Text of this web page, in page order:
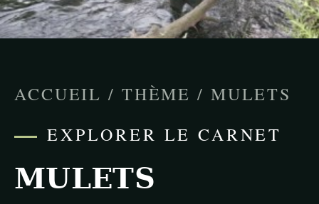
ACCUEIL / THÈME / MULETS
EXPLORER LE CARNET
MULETS